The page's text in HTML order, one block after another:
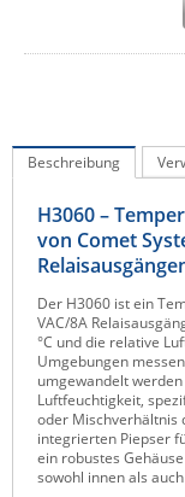
Milesight
Panorama
PatchSee
Power Kingdom
Raritan
Riello UPS
Server
Siretta
SIRIO Antenne
Beschreibung
H3060 –
von Comet
Der H3060 ist ein
VAC/8A
°C und die relative
Umgebungen
umgewandelt
Luftfeuchtigkeit,
oder Mischverhältnis
integrierten Piepser
ein robustes
sowohl innen als